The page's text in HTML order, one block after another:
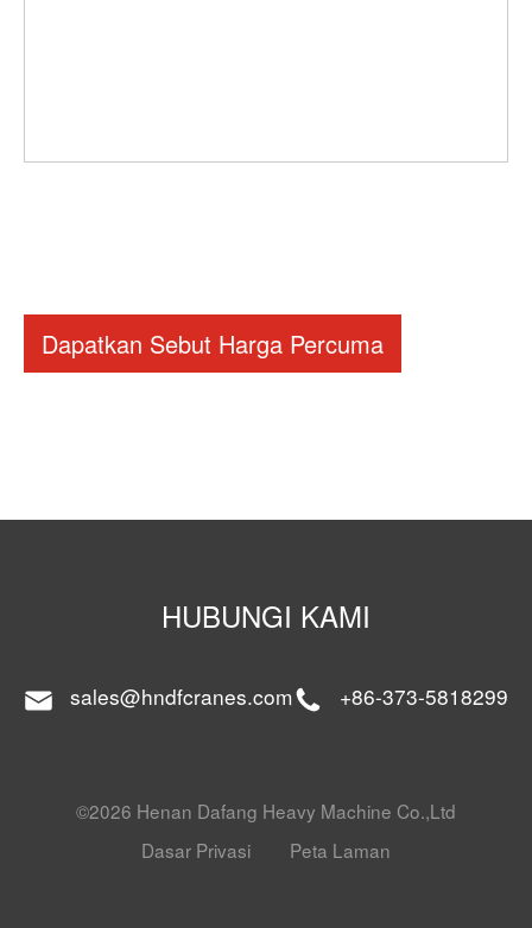
Dapatkan Sebut Harga Percuma
HUBUNGI KAMI
sales@hndfcranes.com +86-373-5818299
©2026 Henan Dafang Heavy Machine Co.,Ltd
Dasar Privasi
Peta Laman